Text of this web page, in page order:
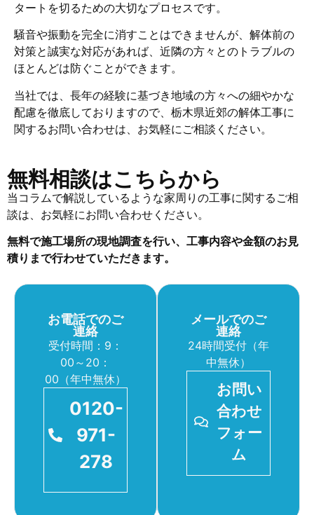
タートを切るための大切なプロセスです。
騒音や振動を完全に消すことはできませんが、解体前の
対策と誠実な対応があれば、近隣の方々とのトラブルの
ほとんどは防ぐことができます。
当社では、長年の経験に基づき地域の方々への細やかな
配慮を徹底しておりますので、栃木県近郊の解体工事に
関するお問い合わせは、お気軽にご相談ください。
無料相談はこちらから
当コラムで解説しているような家周りの工事に関するご相
談は、お気軽にお問い合わせください。
無料で施工場所の現地調査を行い、工事内容や金額のお見
積りまで行わせていただきます。
お電話でのご
連絡
受付時間：9：
00～20：
00（年中無休）
0120-
971-
278
メールでのご
連絡
24時間受付（年
中無休）
お問い
合わせ
フォー
ム